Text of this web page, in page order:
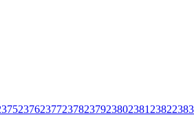
237623772378237923802381 23822383